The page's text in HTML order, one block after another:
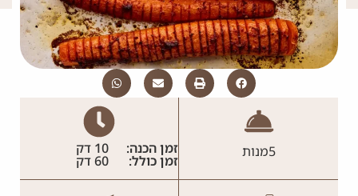
5מנות זמן הכנה: 10 דק
זמן כולל: 60 דק